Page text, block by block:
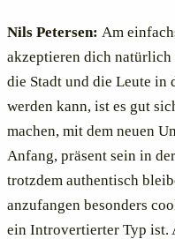
Nils Petersen: Am
akzeptieren dich
die Stadt und die Leute in
werden kann, ist es gut
machen, mit dem neuen
Anfang, präsent sein in
trotzdem authentisch
anzufangen besonders
ein Introvertierter Typ ist.